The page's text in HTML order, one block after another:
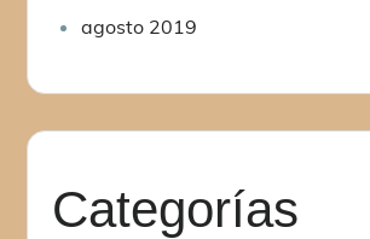
agosto 2019
Categorías